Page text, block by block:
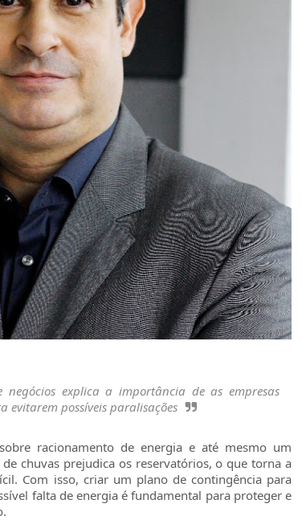
negócios explica a importância de as empresas
evitarem possíveis paralisações
racionamento de energia e até mesmo um
chuvas prejudica os reservatórios, o que torna a
Com isso, criar um plano de contingência para
falta de energia é fundamental para proteger e